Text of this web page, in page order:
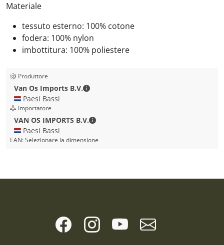
Materiale
tessuto esterno: 100% cotone
fodera: 100% nylon
imbottitura: 100% poliestere
Produttore
Van Os Imports B.V.
Van Os Imports B.V. - Dettagli di
🇳🇱 Paesi Bassi
Importatore
VAN OS IMPORTS B.V.
VAN OS IMPORTS B.V. - Dettagli di
🇳🇱 Paesi Bassi
EAN:Selezionare la dimensione